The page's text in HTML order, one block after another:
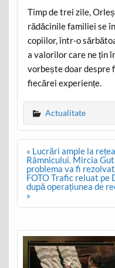
Timp de trei zile,
rădăcinile familiei se
copiilor, într-o
a valorilor care ne țin
vorbește doar despre
fiecărei experiențe.
Actualitate
Post
navigation
« Lucrări ample la
Râmnicului. Mircia
problema va fi
FOTO Trafic reluat pe
după operațiunea de
»